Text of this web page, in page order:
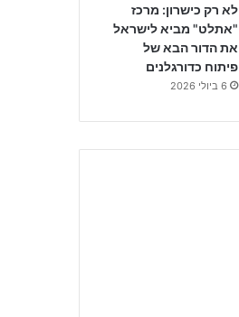
לא רק כישרון: מרכז
"אתלט" מביא לישראל
את הדור הבא של
פיתוח כדורגלנים
6 ביולי 2026